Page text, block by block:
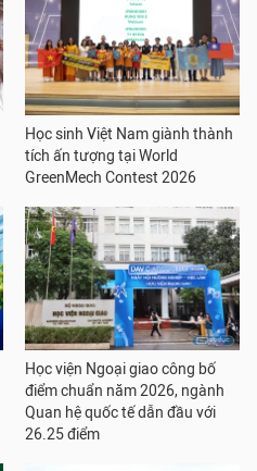
Học sinh Việt Nam giành thành
tích ấn tượng tại World
GreenMech Contest 2026
Học viện Ngoại giao công bố
điểm chuẩn năm 2026, ngành
Quan hệ quốc tế dẫn đầu với
26.25 điểm